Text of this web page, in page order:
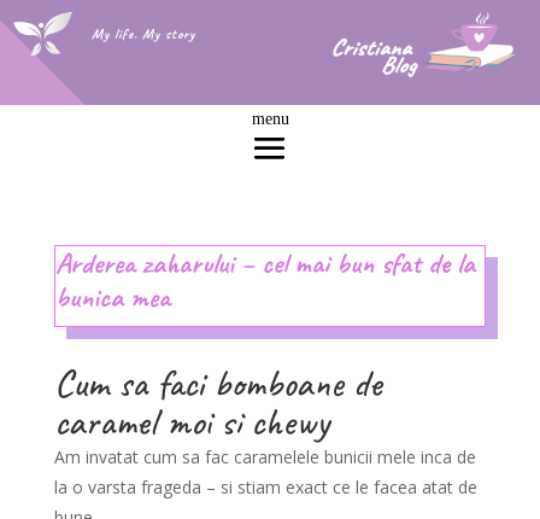
My life. My story
Arderea zaharului – cel mai bun sfat de la
bunica mea
Cum sa faci bomboane de
caramel moi si chewy
Am invatat cum sa fac caramelele bunicii mele inca de
la o varsta frageda – si stiam exact ce le facea atat de